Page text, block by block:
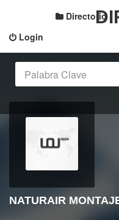
Login
Directorio
NATURAIR